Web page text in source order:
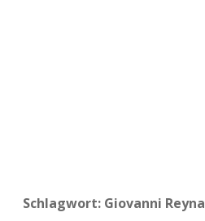
Schlagwort: Giovanni Reyna